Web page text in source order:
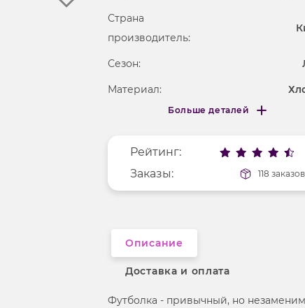
Страна
производитель:
Сезон:
Материал:
Фактура материала
Длина рукава
Больше деталей
Меньше деталей
Рейтинг:
Заказы:
118 заказов
Описание
Доставка и оплата
Футболка - привычный, но